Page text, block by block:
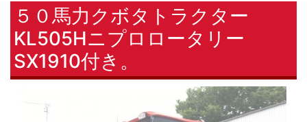
５０馬力クボタトラクター
KL505Hニプロロータリー
SX1910付き。